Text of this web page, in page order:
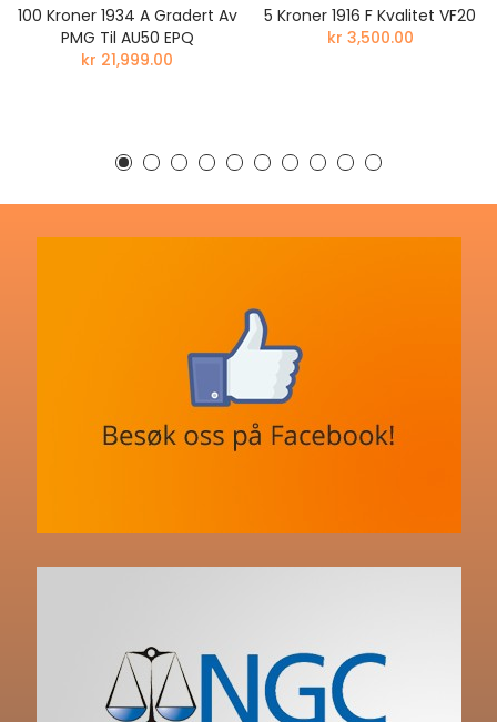
100 Kroner 1934 A Gradert Av
PMG Til AU50 EPQ
kr 21,999.00
5 Kroner 1916 F Kvalitet VF20
kr 3,500.00